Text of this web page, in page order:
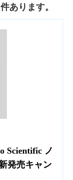
件あります。
Scientific ノ
発売キャン